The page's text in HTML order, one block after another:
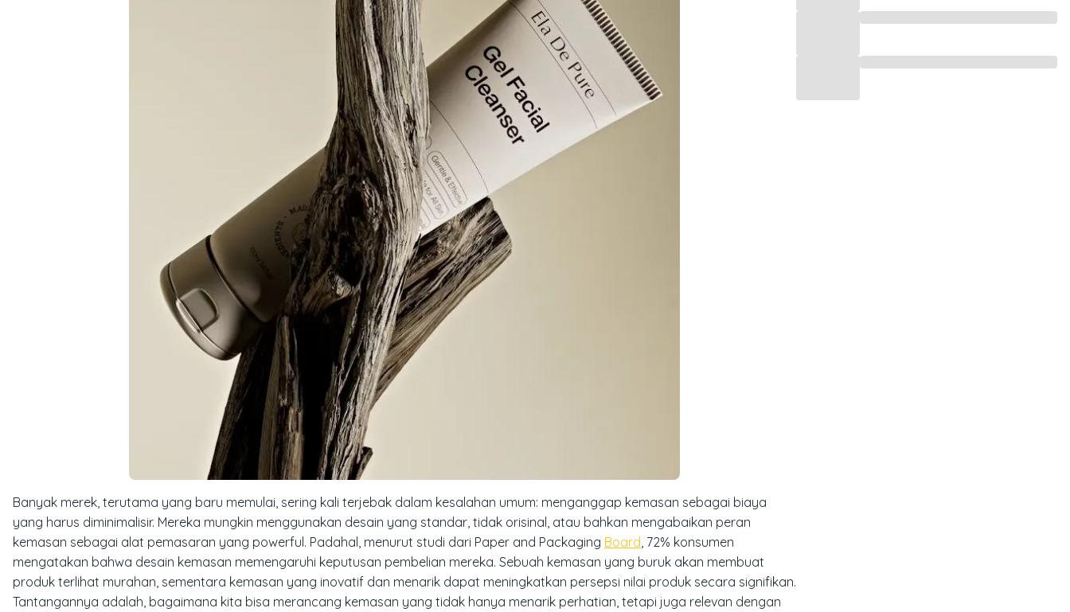
Banyak merek, terutama yang baru memulai, sering kali terjebak dalam kesalahan umum: menganggap kemasan sebagai biaya
yang harus diminimalisir. Mereka mungkin menggunakan desain yang standar, tidak orisinal, atau bahkan mengabaikan peran
kemasan sebagai alat pemasaran yang powerful. Padahal, menurut studi dari Paper and Packaging Board , 72% konsumen
mengatakan bahwa desain kemasan memengaruhi keputusan pembelian mereka. Sebuah kemasan yang buruk akan membuat
produk terlihat murahan, sementara kemasan yang inovatif dan menarik dapat meningkatkan persepsi nilai produk secara signifikan.
Tantangannya adalah, bagaimana kita bisa merancang kemasan yang tidak hanya menarik perhatian, tetapi juga relevan dengan